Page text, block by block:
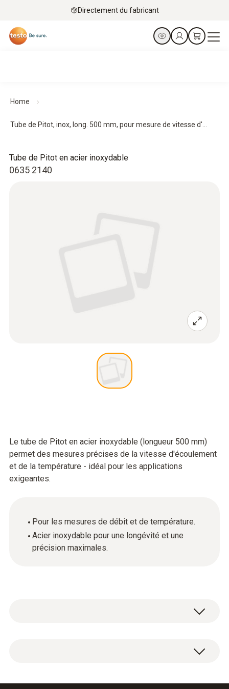
Directement du fabricant
Home
Tube de Pitot, inox, long. 500 mm, pour mesure de vitesse d'...
0635 2140
Tube de Pitot en acier inoxydable
Le tube de Pitot en acier inoxydable (longueur 500 mm)
permet des mesures précises de la vitesse d'écoulement
et de la température - idéal pour les applications
exigeantes.
Pour les mesures de débit et de température.
Acier inoxydable pour une longévité et une
précision maximales.
Tube de refoulement en acier inoxydable